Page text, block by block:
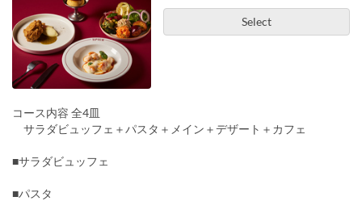
Select
コース内容 全4皿
サラダビュッフェ＋パスタ＋メイン＋デザート＋カフェ
■サラダビュッフェ
■パスタ